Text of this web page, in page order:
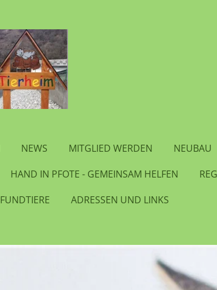
NEWS MITGLIED WERDEN NEUBAU
HAND IN PFOTE - GEMEINSAM HELFEN
FUNDTIERE ADRESSEN UND LINKS